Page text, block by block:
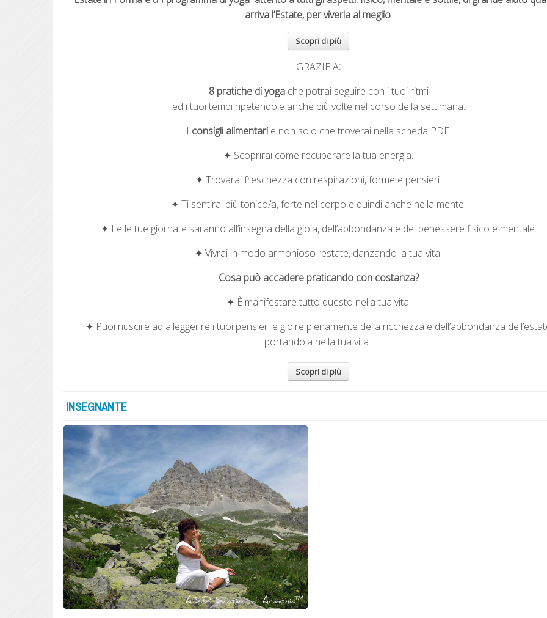
arriva l’Estate, per viverla al meglio.
Scopri di più
GRAZIE A:
8 pratiche di yogache potrai seguire con i tuoi ritmi
ed i tuoi tempi ripetendole anche più volte nel corso della settimana.
I consigli alimentarie non solo che troverai nella scheda PDF.
✦ Scoprirai come recuperare la tua energia.
✦ Trovarai freschezza con respirazioni, forme e pensieri.
✦ Ti sentirai più tonico/a, forte nel corpo e quindi anche nella mente.
✦ Le le tue giornate saranno all’insegna della gioia, dell’abbondanza e del benessere fisico e mentale.
✦ Vivrai in modo armonioso l’estate, danzando la tua vita.
Cosa può accadere praticando con costanza?
✦ È manifestare tutto questo nella tua vita.
✦ Puoi riuscire ad alleggerire i tuoi pensieri e gioire pienamente della ricchezza e dell’abbondanza
portandola nella tua vita.
Scopri di più
INSEGNANTE